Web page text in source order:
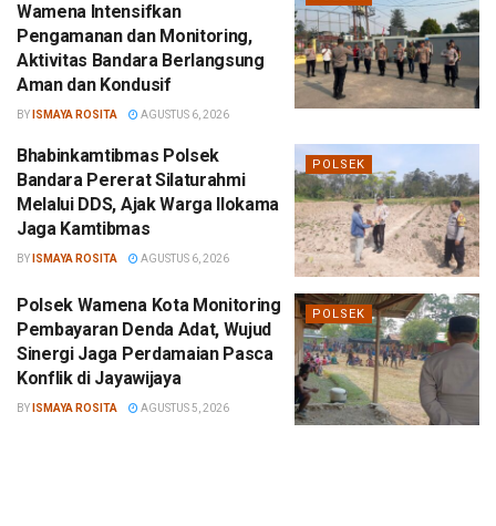
Wamena Intensifkan
Pengamanan dan Monitoring,
Aktivitas Bandara Berlangsung
Aman dan Kondusif
BY ISMAYA ROSITA AGUSTUS 6, 2026
POLSEK
Bhabinkamtibmas Polsek
Bandara Pererat Silaturahmi
Melalui DDS, Ajak Warga Ilokama
Jaga Kamtibmas
BY ISMAYA ROSITA AGUSTUS 6, 2026
POLSEK
Polsek Wamena Kota Monitoring
Pembayaran Denda Adat, Wujud
Sinergi Jaga Perdamaian Pasca
Konflik di Jayawijaya
BY ISMAYA ROSITA AGUSTUS 5, 2026